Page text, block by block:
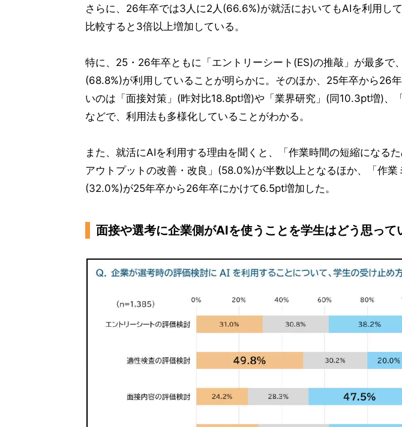
さらに、26年卒では3人に2人(66.6%)が就活においてもAIを利用し
比較すると3倍以上増加している。
特に、25・26年卒ともに「エントリーシート(ES)の推敲」が最多で
(68.8%)が利用していることが明らかに。そのほか、25年卒から26
いのは「面接対策」(昨対比18.8pt増)や「業界研究」(同10.3pt増)、
などで、利用法も多様化していることがわかる。
また、就活にAIを利用する理由を聞くと、「作業時間の短縮になる
アウトプットの改善・改良」(58.0%)が半数以上となるほか、「作業
(32.0%)が25年卒から26年卒にかけて6.5pt増加した。
面接や選考に企業側がAIを使うことを学生はどう思って